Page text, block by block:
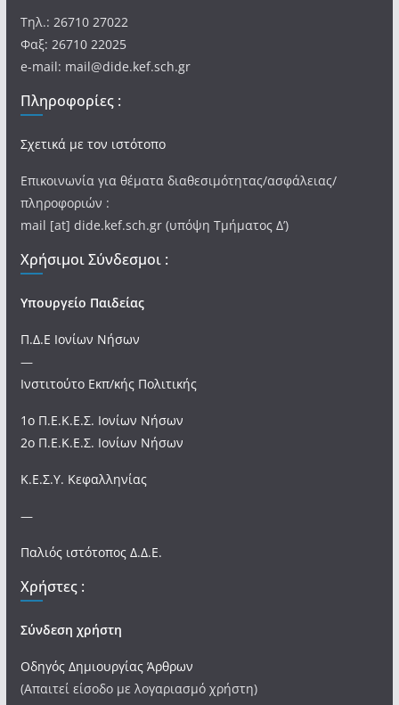
Τηλ.: 26710 27022
Φαξ: 26710 22025
e-mail: mail@dide.kef.sch.gr
Πληροφορίες :
Σχετικά με τον ιστότοπο
Επικοινωνία για θέματα διαθεσιμότητας/ασφάλειας/
πληροφοριών :
mail [at] dide.kef.sch.gr (υπόψη Τμήματος Δ’)
Χρήσιμοι Σύνδεσμοι :
Υπουργείο Παιδείας
Π.Δ.Ε Ιονίων Νήσων
—
Ινστιτούτο Εκπ/κής Πολιτικής
1ο Π.Ε.Κ.Ε.Σ. Ιονίων Νήσων
2ο Π.Ε.Κ.Ε.Σ. Ιονίων Νήσων
Κ.Ε.Σ.Υ. Κεφαλληνίας
—
Παλιός ιστότοπος Δ.Δ.Ε.
Χρήστες :
Σύνδεση χρήστη
Οδηγός Δημιουργίας Άρθρων
(Απαιτεί είσοδο με λογαριασμό χρήστη)